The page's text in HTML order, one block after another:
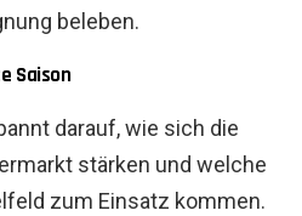
beleben.
Saison
darauf, wie sich die
stärken und welche
zum Einsatz kommen.